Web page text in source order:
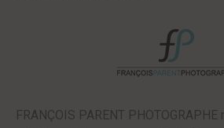
FRANÇOIS PARENT